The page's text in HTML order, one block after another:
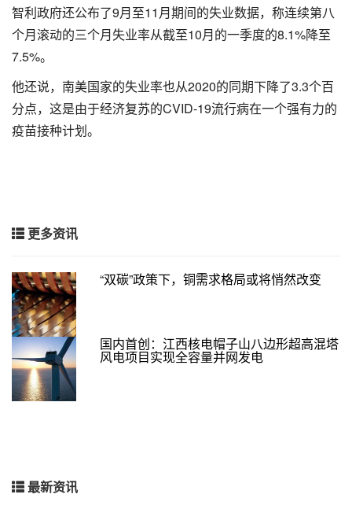
智利政府还公布了9月至11月期间的失业数据，称连续第八
个月滚动的三个月失业率从截至10月的一季度的8.1%降至
7.5%。
他还说，南美国家的失业率也从2020的同期下降了3.3个百
分点，这是由于经济复苏的CVID-19流行病在一个强有力的
疫苗接种计划。
更多资讯
“双碳”政策下，铜需求格局或将悄然改变
国内首创：江西核电帽子山八边形超高混塔
风电项目实现全容量并网发电
最新资讯